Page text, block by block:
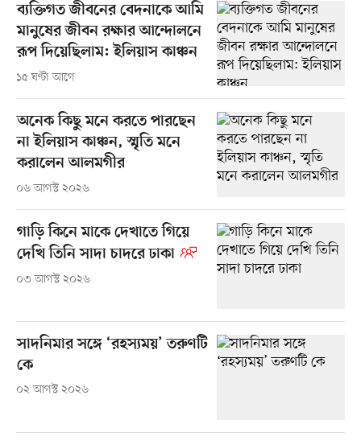
ব্যক্তিগত জীবনের বেদনাকে আমি
মানুষের জীবন রক্ষার আন্দোলনে
রূপ দিয়েছিলাম: ইলিয়াস কাঞ্চন
১৫ ঘণ্টা আগে
অনেক কিছু মনে করতে পারছেন
না ইলিয়াস কাঞ্চন, স্মৃতি মনে
করালেন আলমগীর
০৬ আগস্ট ২০২৬
গাড়ি কিনে মাকে দেখাতে গিয়ে
দেখি তিনি সাদা চাদরে ঢাকা
০৩ আগস্ট ২০২৬
সাদনিমার সঙ্গে ‘রহস্যময়’ তরুণটি
কে
০২ আগস্ট ২০২৬